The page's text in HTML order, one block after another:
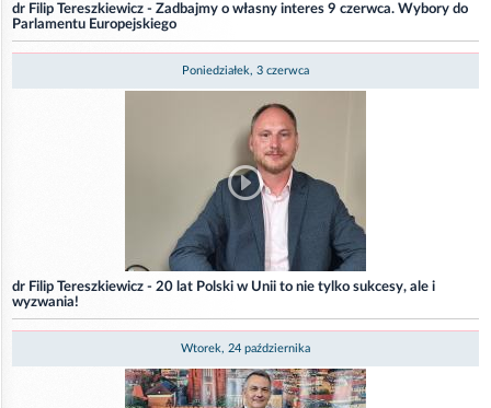
dr Filip Tereszkiewicz - Zadbajmy o własny interes 9 czerwca. Wybory do
Parlamentu Europejskiego
Poniedziałek, 3 czerwca
dr Filip Tereszkiewicz - 20 lat Polski w Unii to nie tylko sukcesy, ale i
wyzwania!
Wtorek, 24 października